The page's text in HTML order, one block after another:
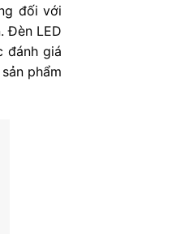
đối với
Đèn LED
đánh giá
phẩm